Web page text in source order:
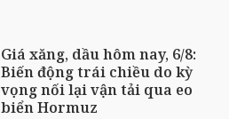
Giá xăng, dầu hôm nay, 6/8:
Biến động trái chiều do kỳ
vọng nối lại vận tải qua eo
biển Hormuz